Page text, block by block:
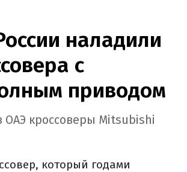
наладили
с
приводом
ОАЭ кроссоверы Mitsubishi
который годами